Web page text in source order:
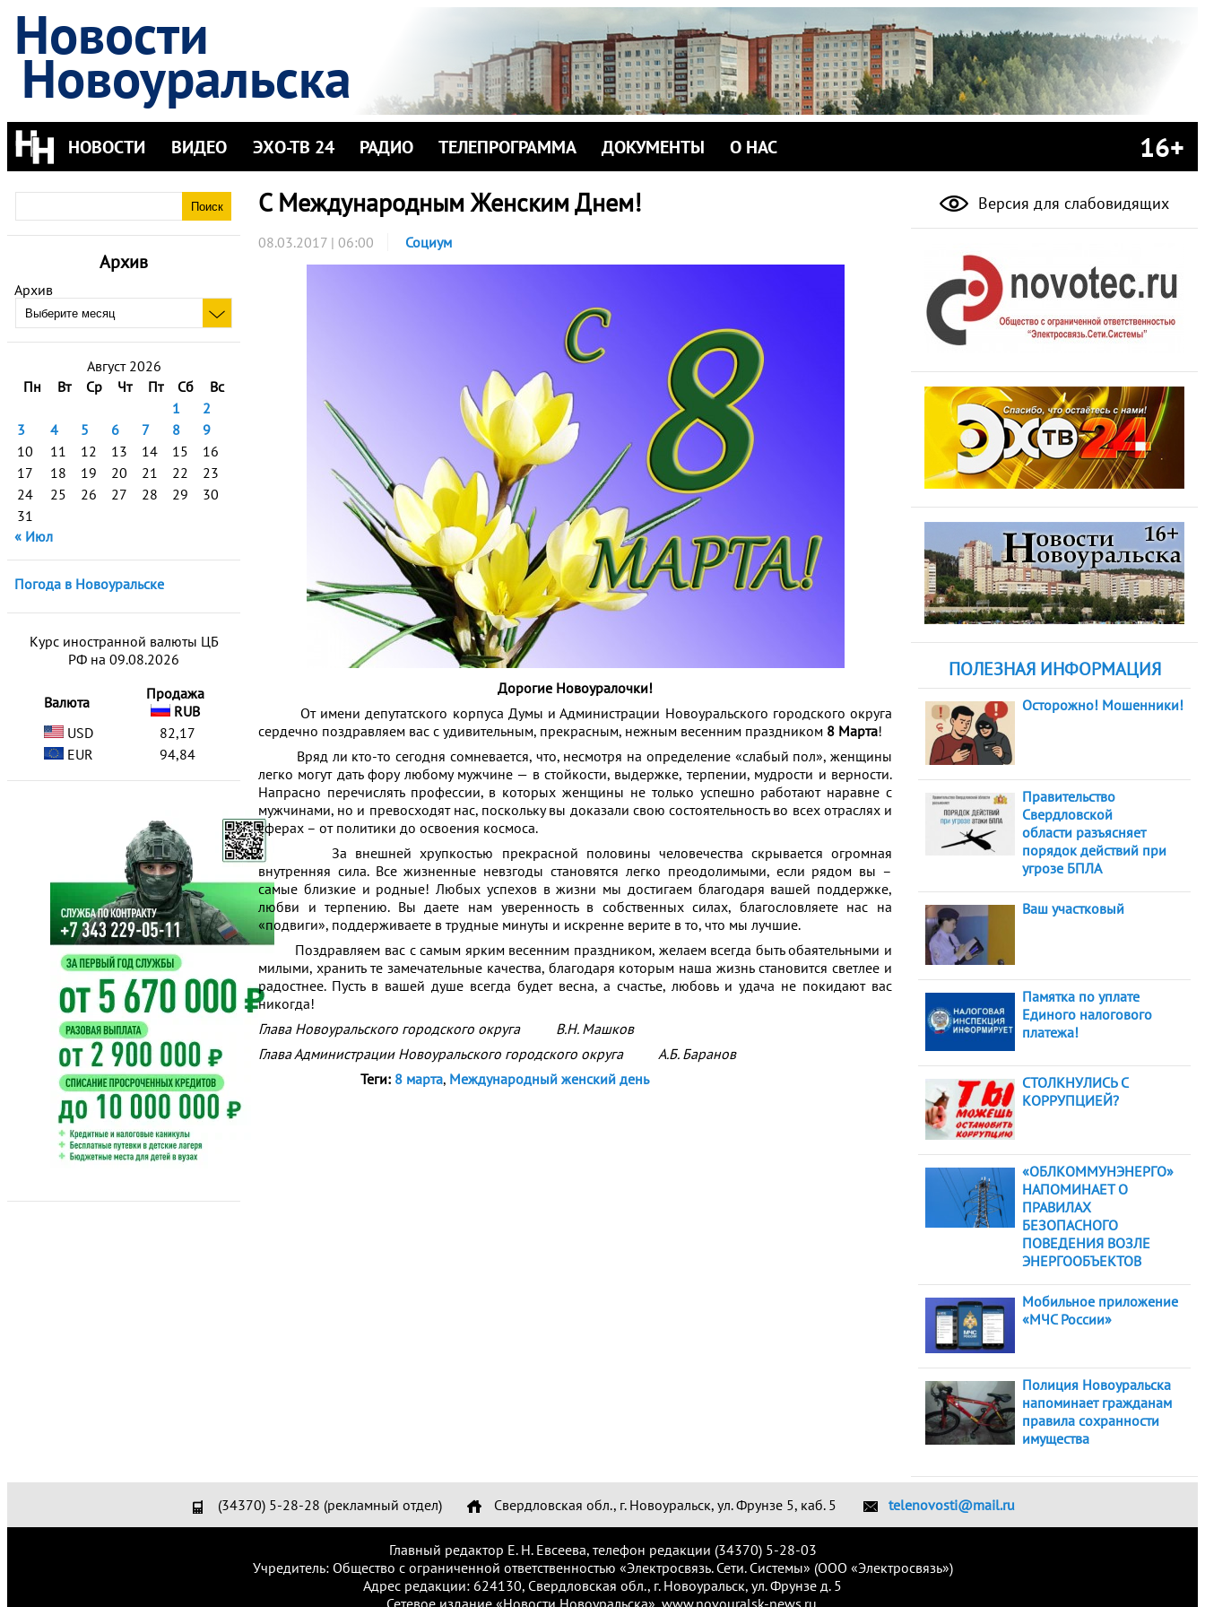
Новости
Новоуральска
НОВОСТИ ВИДЕО ЭХО-ТВ 24 РАДИО ТЕЛЕПРОГРАММА ДОКУМЕНТЫ О НАС 16+
Архив
Архив
Август 2026
Пн
Вт Ср Чт Пт Сб
Вс
1
2
3
4 5 6 7 8
9
10
11 12 13 14 15
16
17
18 19 20 21 22
23
24
25 26 27 28 29
30
31
« Июл
Погода в Новоуральске
Курс иностранной валюты ЦБ
РФ на 09.08.2026
Валюта
Продажа
RUB
USD
82,17
EUR
94,84
С Международным Женским Днем!
08.03.2017 | 06:00 Социум
Дорогие Новоуралочки!
От имени депутатского корпуса Думы и Администрации Новоуральского городского округа
сердечно поздравляем вас с удивительным, прекрасным, нежным весенним праздником 8 Марта!
Вряд ли кто-то сегодня сомневается, что, несмотря на определение «слабый пол», женщины
легко могут дать фору любому мужчине — в стойкости, выдержке, терпении, мудрости и верности.
Напрасно перечислять профессии, в которых женщины не только успешно работают наравне с
мужчинами, но и превосходят нас, поскольку вы доказали свою состоятельность во всех отраслях и
сферах – от политики до освоения космоса.
За внешней хрупкостью прекрасной половины человечества скрывается огромная
внутренняя сила. Все жизненные невзгоды становятся легко преодолимыми, если рядом вы –
самые близкие и родные! Любых успехов в жизни мы достигаем благодаря вашей поддержке,
любви и терпению. Вы даете нам уверенность в собственных силах, благословляете нас на
«подвиги», поддерживаете в трудные минуты и искренне верите в то, что мы лучшие.
Поздравляем вас с самым ярким весенним праздником, желаем всегда быть обаятельными и
милыми, хранить те замечательные качества, благодаря которым наша жизнь становится светлее и
радостнее. Пусть в вашей душе всегда будет весна, а счастье, любовь и удача не покидают вас
никогда!
Глава Новоуральского городского округа В.Н. Машков
Глава Администрации Новоуральского городского округа А.Б. Баранов
Теги: 8 марта, Международный женский день
Версия для слабовидящих
ПОЛЕЗНАЯ ИНФОРМАЦИЯ
Осторожно! Мошенники!
Правительство
Свердловской
области разъясняет
порядок действий при
угрозе БПЛА
Ваш участковый
Памятка по уплате
Единого налогового
платежа!
СТОЛКНУЛИСЬ С
КОРРУПЦИЕЙ?
«ОБЛКОММУНЭНЕРГО»
НАПОМИНАЕТ О
ПРАВИЛАХ
БЕЗОПАСНОГО
ПОВЕДЕНИЯ ВОЗЛЕ
ЭНЕРГООБЪЕКТОВ
Мобильное приложение
«МЧС России»
Полиция Новоуральска
напоминает гражданам
правила сохранности
имущества
(34370) 5-28-28 (рекламный отдел) Свердловская обл., г. Новоуральск, ул. Фрунзе 5, каб. 5 telenovosti@mail.ru
Главный редактор Е. Н. Евсеева, телефон редакции (34370) 5-28-03
Учредитель: Общество с ограниченной ответственностью «Электросвязь. Сети. Системы» (ООО «Электросвязь»)
Адрес редакции: 624130, Свердловская обл., г. Новоуральск, ул. Фрунзе д. 5